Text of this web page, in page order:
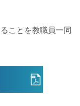
ことを教職員一同